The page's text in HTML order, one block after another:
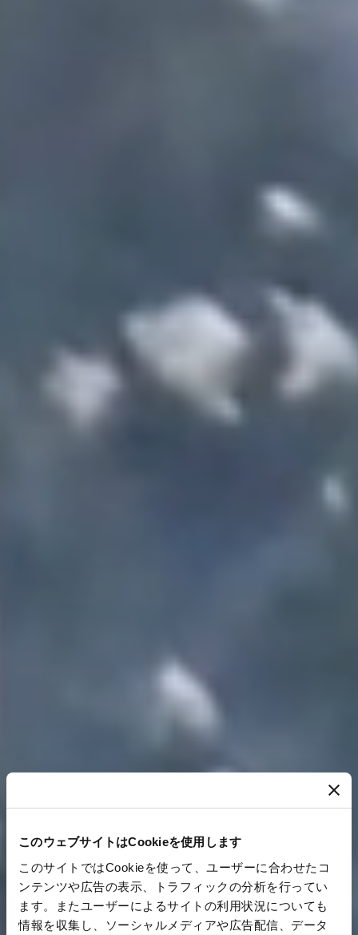
このウェブサイトはCookieを使用します
このサイトではCookieを使って、ユーザーに合わせたコ
ンテンツや広告の表示、トラフィックの分析を行ってい
ます。またユーザーによるサイトの利用状況についても
情報を収集し、ソーシャルメディアや広告配信、データ